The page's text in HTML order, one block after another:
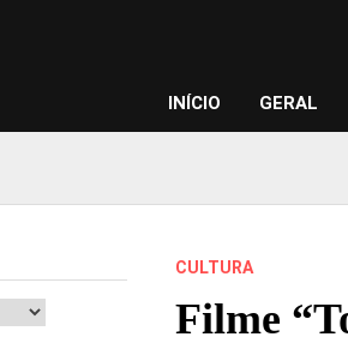
INÍCIO GERAL
CULTURA
Filme